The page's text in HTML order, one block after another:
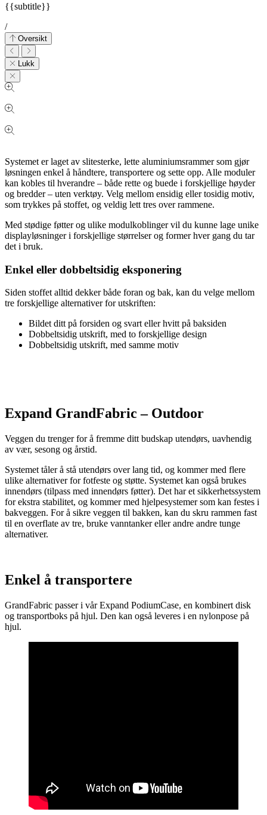
{{subtitle}}
/
Oversikt
Lukk
Systemet er laget av slitesterke, lette aluminiumsrammer som gjør
løsningen enkel å håndtere, transportere og sette opp. Alle moduler
kan kobles til hverandre – både rette og buede i forskjellige høyder
og bredder – uten verktøy. Velg mellom ensidig eller tosidig motiv,
som trykkes på stoffet, og veldig lett tres over rammene.
Med stødige føtter og ulike modulkoblinger vil du kunne lage unike
displayløsninger i forskjellige størrelser og former hver gang du tar
det i bruk.
Enkel eller dobbeltsidig eksponering
Siden stoffet alltid dekker både foran og bak, kan du velge mellom
tre forskjellige alternativer for utskriften:
Bildet ditt på forsiden og svart eller hvitt på baksiden
Dobbeltsidig utskrift, med to forskjellige design
Dobbeltsidig utskrift, med samme motiv
Expand GrandFabric – Outdoor
Veggen du trenger for å fremme ditt budskap utendørs, uavhendig
av vær, sesong og årstid.
Systemet tåler å stå utendørs over lang tid, og kommer med flere
ulike alternativer for fotfeste og støtte. Systemet kan også brukes
innendørs (tilpass med innendørs føtter). Det har et sikkerhetssystem
for ekstra stabilitet, og kommer med hjelpesystemer som kan festes i
bakveggen. For å sikre veggen til bakken, kan du skru rammen fast
til en overflate av tre, bruke vanntanker eller andre andre tunge
alternativer.
Enkel å transportere
GrandFabric passer i vår Expand PodiumCase, en kombinert disk
og transportboks på hjul. Den kan også leveres i en nylonpose på
hjul.